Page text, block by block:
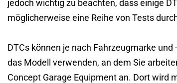
jedoch wichtig zu beachten, dass einige
möglicherweise eine Reihe von Tests
DTCs können je nach Fahrzeugmarke
das Modell verwenden, an dem Sie
Concept Garage Equipment an. Dort wird